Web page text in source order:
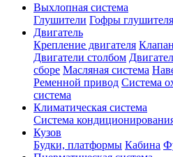
Выхлопная система
Глушители Гофры глушителя
Двигатель
Крепление двигателя
Двигатели столбом
сборе Масляная система
Ременной привод Система
система
Климатическая система
Система
Кузов
Будки, платформы Кабина